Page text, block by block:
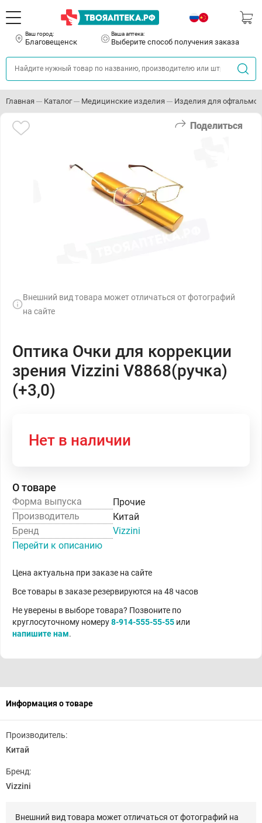
Ваш город:
Благовещенск
Ваша аптека:
Выберите способ получения заказа
Главная Каталог Медицинские изделия Изделия для
Поделиться
Внешний вид товара может отличаться от фотографий
на сайте
Оптика Очки для коррекции
зрения Vizzini V8868(ручка)
(+3,0)
Нет в наличии
О товаре
Форма выпуска
Прочие
Производитель
Китай
Бренд
Vizzini
Перейти к описанию
Цена актуальна при заказе на сайте
Все товары в заказе резервируются на 48 часов
Не уверены в выборе товара? Позвоните по
круглосуточному номеру8-914-555-55-55 или
напишите нам.
Информация о товаре
Производитель:
Китай
Бренд:
Vizzini
Внешний вид товара может отличаться от фотографий на